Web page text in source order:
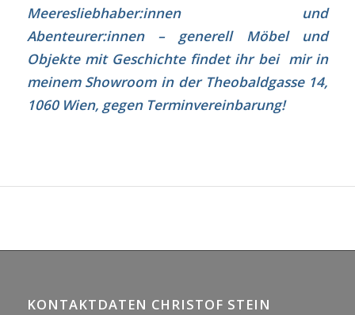
Meeresliebhaber:innen und
Abenteurer:innen – generell Möbel und
Objekte mit Geschichte findet ihr bei mir in
meinem Showroom in der Theobaldgasse 14,
1060 Wien, gegen Terminvereinbarung!
KONTAKTDATEN CHRISTOF STEIN